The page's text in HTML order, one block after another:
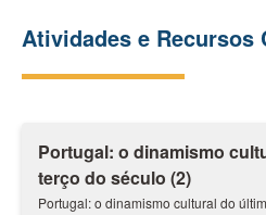
Atividades e Recursos
Portugal: o dinamismo
terço do século (2)
Portugal: o dinamismo cultural do